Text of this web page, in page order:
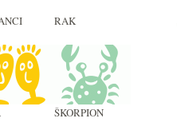
RAK
ŠKORPION